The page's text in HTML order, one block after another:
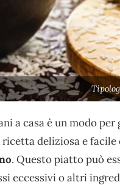
a casa è un modo per
ricetta deliziosa e
. Questo piatto può
eccessivi o altri